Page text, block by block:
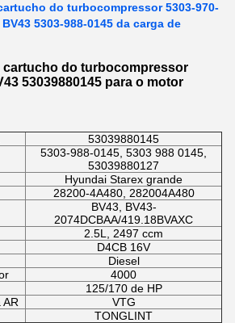
do turbocompressor 5303-970-
5303-988-0145 da carga de
cartucho do turbocompressor
53039880145 para o motor
53039880145
5303-988-0145, 5303 988 0145,
53039880127
Hyundai Starex grande
28200-4A480, 282004A480
BV43, BV43-
2074DCBAA/419.18BVAXC
2.5L, 2497 ccm
D4CB 16V
Diesel
4000
125/170 de HP
VTG
TONGLINT